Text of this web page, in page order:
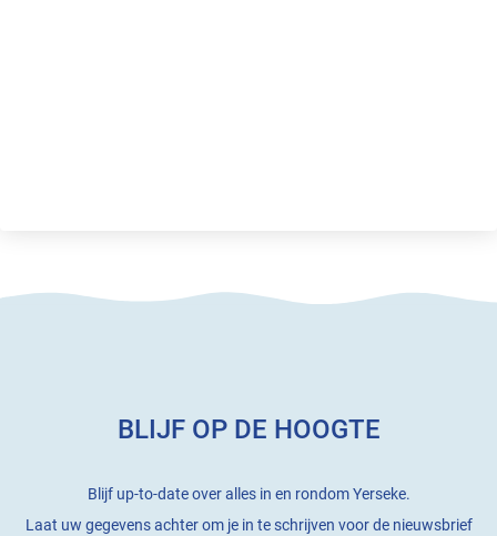
BLIJF OP DE HOOGTE
Blijf up-to-date over alles in en rondom Yerseke.
Laat uw gegevens achter om je in te schrijven voor de nieuwsbrief